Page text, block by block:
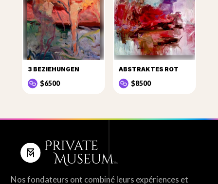
3 BEZIEHUNGEN
$6500
ABSTRAKTES ROT
$8500
Nos fondateurs ont combiné leurs expériences et